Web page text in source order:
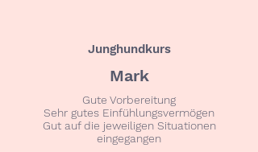
Junghundkurs
Mark
Gute Vorbereitung
Sehr gutes Einfühlungsvermögen
Gut auf die jeweiligen Situationen
eingegangen